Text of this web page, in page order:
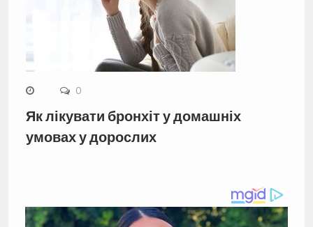
0
Як лікувати бронхіт у домашніх
умовах у дорослих